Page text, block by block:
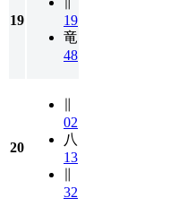
19
19
竜
48
20
02
八
13
32